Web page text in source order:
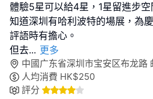
體驗5星可以給4星，1星留進步空
知道深圳有哈利波特的場展，為
評語時有擔心。
但去... 更多
中國广东省深圳市宝安区布龙路
人均消費 HK$250
評分